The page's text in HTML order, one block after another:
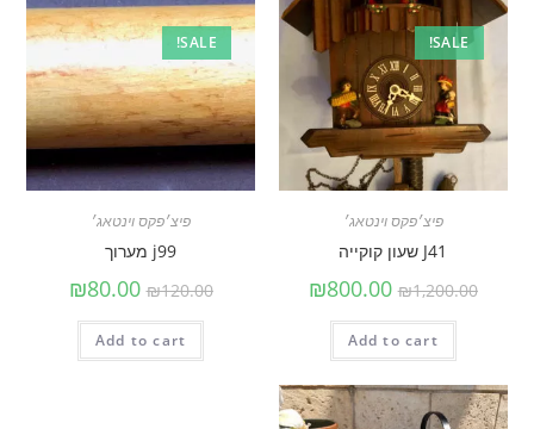
SALE!
פיצ׳פקס וינטאג׳
J41 שעון קוקייה
₪1,200.00
₪800.00
Add to cart
SALE!
פיצ׳פקס וינטאג׳
j99 מערוך
₪120.00
₪80.00
Add to cart